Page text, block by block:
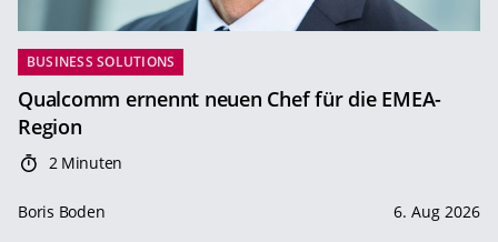
BUSINESS SOLUTIONS
Qualcomm ernennt neuen Chef für die EMEA-
Region
2 Minuten
Boris Boden 6. Aug 2026